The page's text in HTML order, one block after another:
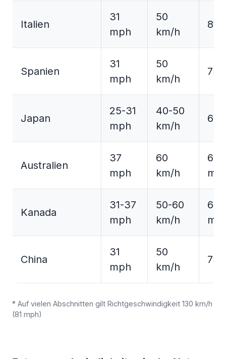
Italien
31
mph
50
km/h
81
Spanien
31
mph
50
km/h
75
Japan
25-31
mph
40-50
km/h
62
Australien
37
mph
60
km/h
68-
Kanada
31-37
mph
50-60
km/h
62-
China
31
mph
50
km/h
75
* Auf vielen Abschnitten gilt Richtgeschwindigkeit 130 km/h
(81 mph)